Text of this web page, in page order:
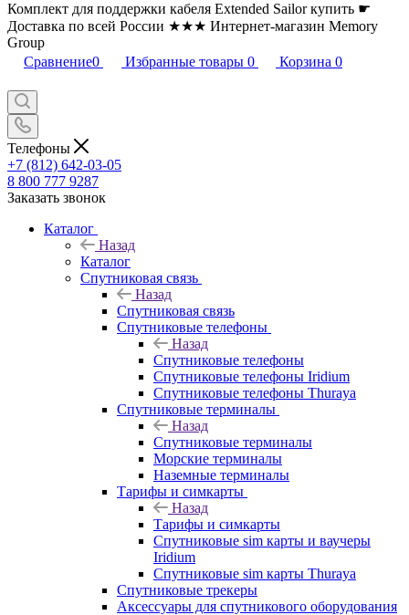
Комплект для поддержки кабеля Extended Sailor купить ☛
Доставка по всей России ★★★ Интернет-магазин Memory
Group
Сравнение0 Избранные товары 0 Корзина 0
Телефоны
+7 (812) 642-03-05
8 800 777 9287
Заказать звонок
Каталог
Назад
Каталог
Спутниковая связь
Назад
Спутниковая связь
Спутниковые телефоны
Назад
Спутниковые телефоны
Спутниковые телефоны Iridium
Спутниковые телефоны Thuraya
Спутниковые терминалы
Назад
Спутниковые терминалы
Морские терминалы
Наземные терминалы
Тарифы и симкарты
Назад
Тарифы и симкарты
Спутниковые sim карты и ваучеры
Iridium
Спутниковые sim карты Thuraya
Спутниковые трекеры
Аксессуары для спутникового оборудования